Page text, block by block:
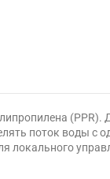
(PPR).
поток воды с
локального